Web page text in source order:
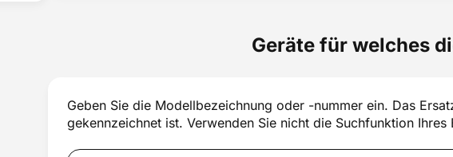
Geräte für welches
Geben Sie die Modellbezeichnung oder -nummer ein. Das
gekennzeichnet ist. Verwenden Sie nicht die Suchfunktion Ihres